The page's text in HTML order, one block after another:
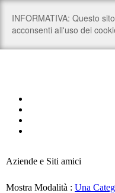
Aziende e Siti amici
Mostra Modalità : Una